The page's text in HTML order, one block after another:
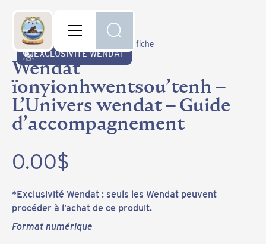
Retour à la boutique
EXCLUSIVITÉ WENDAT
Publications et produits Affiche / fiche
Wendat
ïonyionhwentsou’tenh –
L’Univers wendat – Guide
d’accompagnement
0.00$
*Exclusivité Wendat : seuls les Wendat peuvent
procéder à l’achat de ce produit.
Format numérique